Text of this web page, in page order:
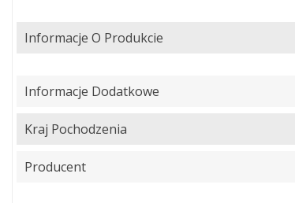
Informacje O Produkcie
Informacje Dodatkowe
Kraj Pochodzenia
Producent